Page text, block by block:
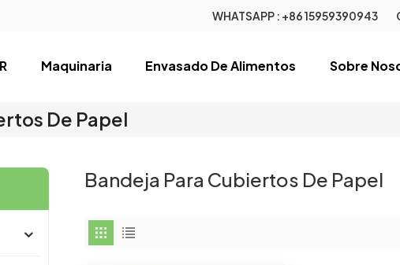
WHATSAPP : +86 15959390943
Maquinaria Envasado De Alimentos Sobre
De Papel
Bandeja Para Cubiertos De Papel